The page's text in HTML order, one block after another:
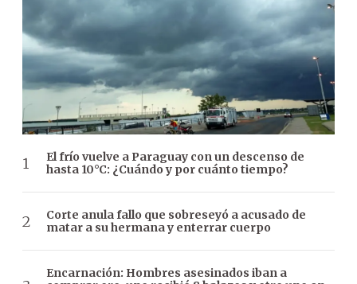
El frío vuelve a Paraguay con un descenso de
hasta 10°C: ¿Cuándo y por cuánto tiempo?
Corte anula fallo que sobreseyó a acusado de
matar a su hermana y enterrar cuerpo
Encarnación: Hombres asesinados iban a